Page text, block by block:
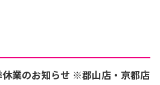
休業のお知らせ ※郡山店・京都店